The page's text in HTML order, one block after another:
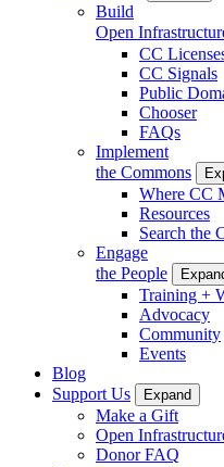
Build
Open
CC
CC Signals
Public
Chooser
FAQs
Implement
the Commons
Where CC
Resources
Search the
Engage
the People
Training +
Advocacy
Community
Events
Blog
Support Us
Expand
Make a Gift
Open
Donor FAQ